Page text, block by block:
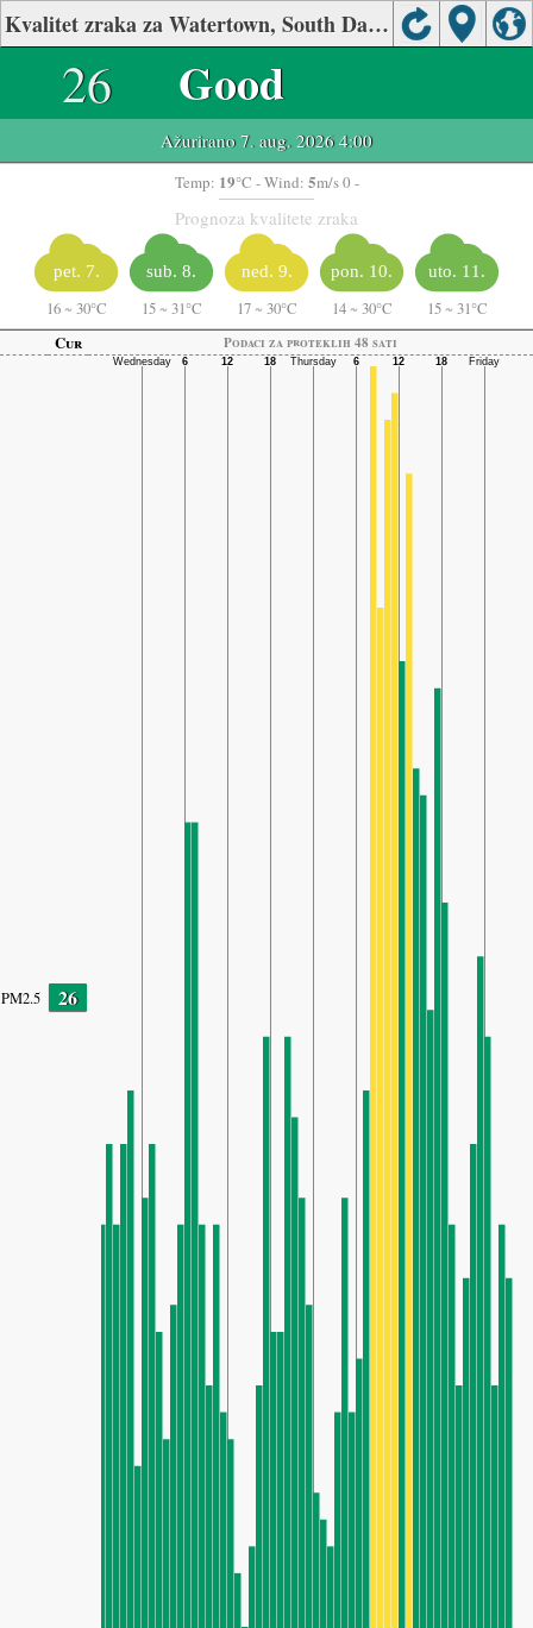
Kvalitet zraka za Watertown, South Dakota
26 Good
Ažurirano 7. aug. 2026 4:00
Temp: 19°C - Wind: 5m/s 0 -
Prognoza kvalitete zraka
pet. 7.
16 ~ 30°C
sub. 8.
15 ~ 31°C
ned. 9.
17 ~ 30°C
pon. 10.
14 ~ 30°C
uto. 11.
15 ~ 31°C
Cur
Podaci za proteklih 48 sati
PM2.5 26